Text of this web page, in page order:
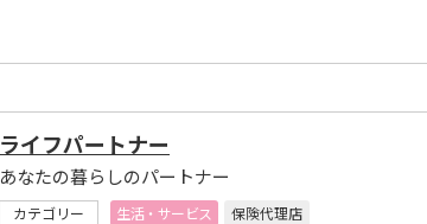
ライフパートナー
あなたの暮らしのパートナー
カテゴリー 生活・サービス
保険代理店